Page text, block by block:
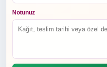
Notunuz